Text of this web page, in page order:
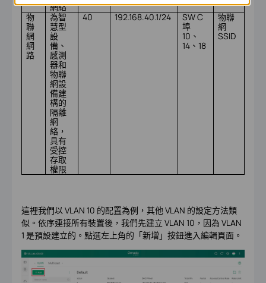
網絡
物
聯
網
網
路
為智
慧型
設
備、
感測
器和
物聯
網設
備建
構的
隔離
網
絡，
具有
受控
存取
權限
40 192.168.40.1/24
SW C
埠
10、
14、18
物聯
網
SSID
這裡我們以 VLAN 10 的配置為例，其他 VLAN 的設定方法類
似。依序連接所有裝置後，我們先建立 VLAN 10，因為 VLAN
1 是預設建立的。點選左上角的「新增」按鈕進入編輯頁面。